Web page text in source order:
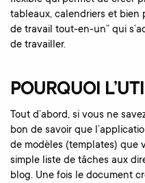
tableaux, calendriers et bien
de travail tout-en-un” qui
de travailler.
POURQUOI
Tout d’abord, si vous ne
bon de savoir que
de modèles (templates) que
simple liste de tâches aux
blog. Une fois le document